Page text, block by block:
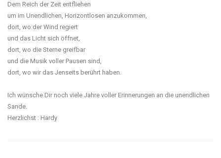
Dem Reich der Zeit entfliehen
um im Unendlichen, Horizontlosen anzukommen,
dort, wo der Wind regiert
und das Licht sich öffnet,
dort, wo die Sterne greifbar
und die Musik voller Pausen sind,
dort, wo wir das Jenseits berührt haben.
Ich wünsche Dir noch viele Jahre voller Erinnerungen an die unendlichen
Sande.
Herzlichst : Hardy